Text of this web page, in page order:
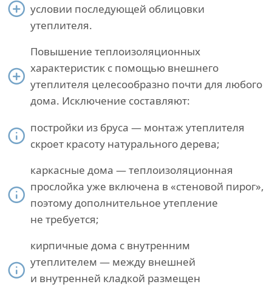
условии последующей облицовки
утеплителя.
Повышение теплоизоляционных
характеристик с помощью внешнего
утеплителя целесообразно почти для любого
дома. Исключение составляют:
постройки из бруса — монтаж утеплителя
скроет красоту натурального дерева;
каркасные дома — теплоизоляционная
прослойка уже включена в «стеновой пирог»,
поэтому дополнительное утепление
не требуется;
кирпичные дома с внутренним
утеплителем — между внешней
и внутренней кладкой размещен